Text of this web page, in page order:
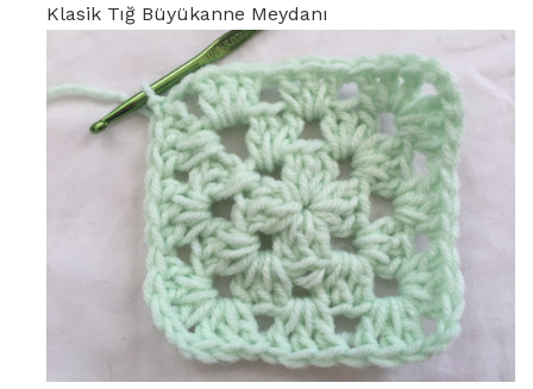
Klasik Tığ Büyükanne Meydanı